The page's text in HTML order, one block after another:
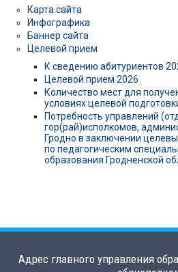
Карта сайта
Инфографика
Баннер сайта
Целевой прием
К сведению абитуриентов
Целевой прием 2026
Количество мест для
условиях целевой
Потребность управлений
гор(рай)исполкомов,
Гродно в заключении
по педагогическим
образования Гродненской
Адрес главного управления